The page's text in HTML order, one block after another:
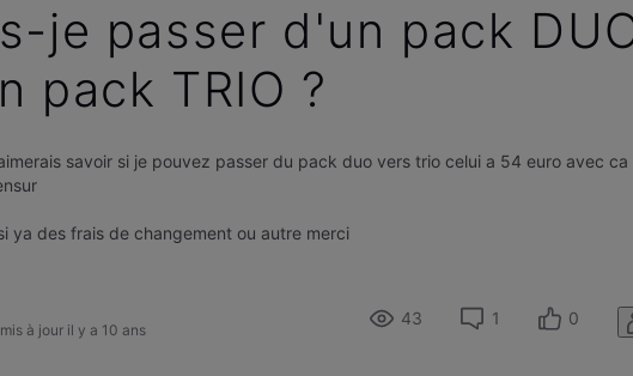
je passer d'un pack
pack TRIO ?
savoir si je pouvez passer du pack duo vers trio celui a 54 euro avec ca
ya des frais de changement ou autre merci
mis à jour il y a 10 ans
43 1 0